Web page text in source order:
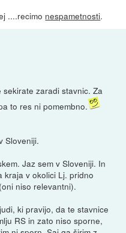
....recimo nespametnosti.
zaradi stavnic. Za
to res ni pomembno.
Sloveniji.
Jaz sem v Sloveniji. In
kraja v okolici Lj. pridno
niso relevantni).
ki pravijo, da te stavnice
RS in zato niso sporne,